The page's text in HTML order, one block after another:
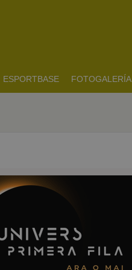
ESPORTBASE FOTOGALERÍA